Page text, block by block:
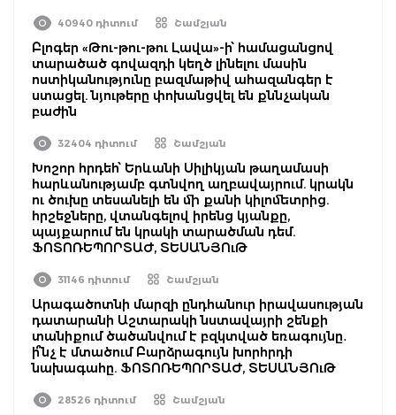
40940 դիտում Շամշյան
Բլոգեր «Թու-թու-թու Լավա»-ի՝ համացանցով
տարածած գովազդի կեղծ լինելու մասին
ոստիկանությունը բազմաթիվ ահազանգեր է
ստացել. նյութերը փոխանցվել են քննչական
բաժին
32404 դիտում Շամշյան
Խոշոր հրդեհ՝ Երևանի Սիլիկյան թաղամասի
հարևանությամբ գտնվող աղբավայրում. կրակն
ու ծուխը տեսանելի են մի քանի կիլոմետրից.
հրշեջները, վտանգելով իրենց կյանքը,
պայքարում են կրակի տարածման դեմ.
ՖՈՏՈՌԵՊՈՐՏԱԺ, ՏԵՍԱՆՅՈւԹ
31146 դիտում Շամշյան
Արագածոտնի մարզի ընդհանուր իրավասության
դատարանի Աշտարակի նստավայրի շենքի
տանիքում ծածանվում է բզկտված եռագույնը․
ի՞նչ է մտածում Բարձրագույն խորհրդի
նախագահը. ՖՈՏՈՌԵՊՈՐՏԱԺ, ՏԵՍԱՆՅՈւԹ
28526 դիտում Շամշյան